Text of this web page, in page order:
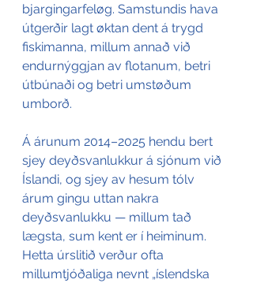
bjargingarfeløg. Samstundis hava
útgerðir lagt øktan dent á trygd
fiskimanna, millum annað við
endurnýggjan av flotanum, betri
útbúnaði og betri umstøðum
umborð.
Á árunum 2014–2025 hendu bert
sjey deyðsvanlukkur á sjónum við
Íslandi, og sjey av hesum tólv
árum gingu uttan nakra
deyðsvanlukku — millum tað
lægsta, sum kent er í heiminum.
Hetta úrslitið verður ofta
millumtjóðaliga nevnt „íslendska